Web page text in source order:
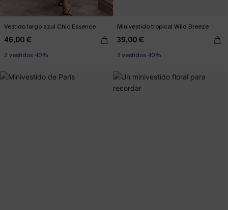
Vestido largo azul Chic Essence
46,00 €
2 vestidos -10%
Minivestido tropical Wild Breeze
39,00 €
2 vestidos -10%